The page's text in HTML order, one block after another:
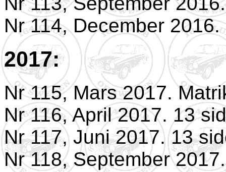
Nr 114, December
2017:
Nr 115, Mars 2017.
Nr 116, April 2017. 13
Nr 117, Juni 2017. 13
Nr 118, September